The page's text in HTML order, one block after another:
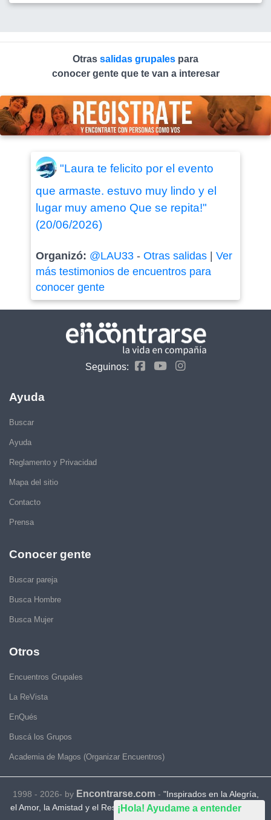
¡Hola! Ayudame a entender
Otras salidas grupales para
conocer gente que te van a interesar
"Laura te felicito por el evento
que armaste. estuvo muy lindo y el
lugar muy ameno Que se repita!"
(20/06/2026)
Organizó: @LAU33- Otras salidas| Ver
más testimonios de encuentros para
conocer gente
Seguinos:
Ayuda
Buscar
Ayuda
Reglamento y Privacidad
Mapa del sitio
Contacto
Prensa
Conocer gente
Buscar pareja
Busca Hombre
Busca Mujer
Otros
Encuentros Grupales
La ReVista
EnQués
Buscá los Grupos
Academia de Magos (Organizar Encuentros)
1998 - 2026- by Encontrarse.com- "Inspirados en la Alegría,
el Amor, la Amistad y el Respeto, motivamos a la gente a que sea